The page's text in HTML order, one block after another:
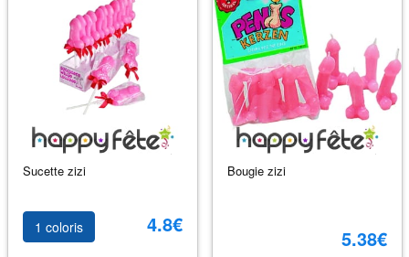
Sucette zizi
1 coloris 4.8€
Bougie zizi
5.38€